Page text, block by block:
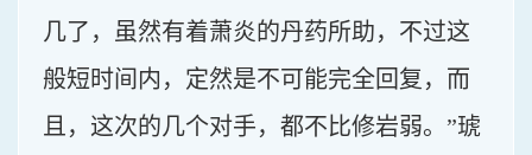
几了，虽然有着萧炎的丹药所助，不过这
般短时间内，定然是不可能完全回复，而
且，这次的几个对手，都不比修岩弱。”琥